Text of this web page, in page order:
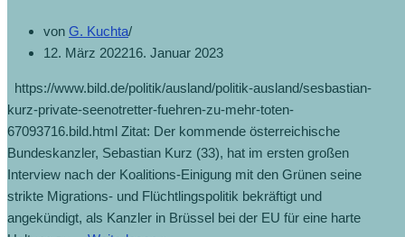
von G. Kuchta
12. März 202216. Januar 2023
https://www.bild.de/politik/ausland/politik-ausland/sesbastian-
kurz-private-seenotretter-fuehren-zu-mehr-toten-
67093716.bild.html Zitat: Der kommende österreichische
Bundeskanzler, Sebastian Kurz (33), hat im ersten großen
Interview nach der Koalitions-Einigung mit den Grünen seine
strikte Migrations- und Flüchtlingspolitik bekräftigt und
angekündigt, als Kanzler in Brüssel bei der EU für eine harte